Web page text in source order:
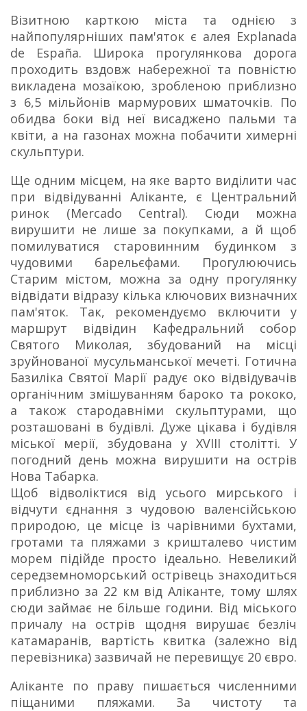
Візитною карткою міста та однією з
найпопулярніших пам'яток є алея Explanada
de España. Широка прогулянкова дорога
проходить вздовж набережної та повністю
викладена мозаїкою, зробленою приблизно
з 6,5 мільйонів мармурових шматочків. По
обидва боки від неї висаджено пальми та
квіти, а на газонах можна побачити химерні
скульптури.
Ще одним місцем, на яке варто виділити час
при відвідуванні Аліканте, є Центральний
ринок (Mercado Central). Сюди можна
вирушити не лише за покупками, а й щоб
помилуватися старовинним будинком з
чудовими барельєфами. Прогулюючись
Старим містом, можна за одну прогулянку
відвідати відразу кілька ключових визначних
пам'яток. Так, рекомендуємо включити у
маршрут відвідин Кафедральний собор
Святого Миколая, збудований на місці
зруйнованої мусульманської мечеті. Готична
Базиліка Святої Марії радує око відвідувачів
органічним змішуванням бароко та рококо,
а також стародавніми скульптурами, що
розташовані в будівлі. Дуже цікава і будівля
міської мерії, збудована у XVIII столітті. У
погодний день можна вирушити на острів
Нова Табарка.
Щоб відволіктися від усього мирського і
відчути єднання з чудовою валенсійською
природою, це місце із чарівними бухтами,
гротами та пляжами з кришталево чистим
морем підійде просто ідеально. Невеликий
середземноморський острівець знаходиться
приблизно за 22 км від Аліканте, тому шлях
сюди займає не більше години. Від міського
причалу на острів щодня вирушає безліч
катамаранів, вартість квитка (залежно від
перевізника) зазвичай не перевищує 20 євро.
Аліканте по праву пишається численними
піщаними пляжами. За чистоту та